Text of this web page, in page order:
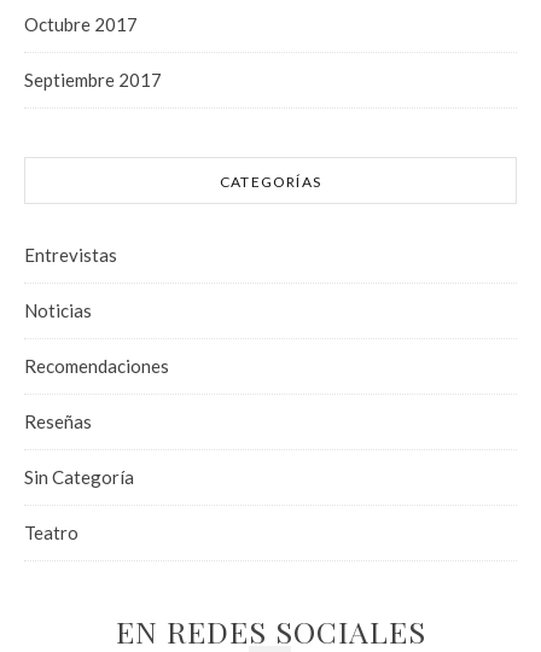
Octubre 2017
Septiembre 2017
CATEGORÍAS
Entrevistas
Noticias
Recomendaciones
Reseñas
Sin Categoría
Teatro
EN REDES SOCIALES